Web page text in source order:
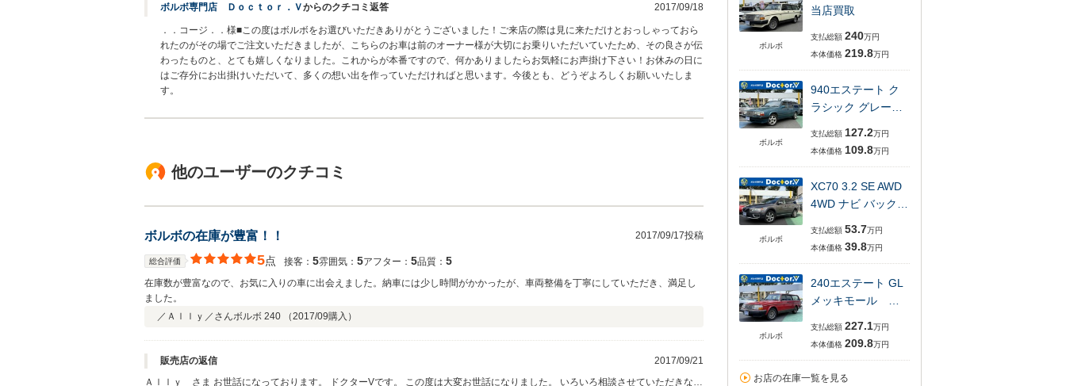
ボルボ専門店 Ｄｏｃｔｏｒ．Ｖからのクチコミ返答 2017/09/18
．．コージ．．様■この度はボルボをお選びいただきありがとうございました！ご来店の際は見に来ただけとおっしゃっておら
れたのがその場でご注文いただきましたが、こちらのお車は前のオーナー様が大切にお乗りいただいていたため、その良さが伝
わったものと、とても嬉しくなりました。これからが本番ですので、何かありましたらお気軽にお声掛け下さい！お休みの日に
はご存分にお出掛けいただいて、多くの想い出を作っていただければと思います。今後とも、どうぞよろしくお願いいたしま
す。
他のユーザーのクチコミ
ボルボの在庫が豊富！！ 2017/09/17投稿
総合評価 5点 接客： 5雰囲気： 5アフター： 5品質： 5
在庫数が豊富なので、お気に入りの車に出会えました。納車には少し時間がかかったが、車両整備を丁寧にしていただき、満足し
ました。
／Ａｌｌｙ／さんボルボ 240 （2017/09購入）
販売店の返信
2017/09/21
Ａｌｌｙ さま お世話になっております。 ドクターVです。 この度は大変お世話になりました。 いろいろ相談させていただきなが
ボルボ
当店買取
支払総額 240万円
本体価格 219.8万円
ボルボ
940エステート ク
ラシック グレー…
支払総額 127.2万円
本体価格 109.8万円
ボルボ
XC70 3.2 SE AWD
4WD ナビ バック…
支払総額 53.7万円
本体価格 39.8万円
ボルボ
240エステート GL
メッキモール …
支払総額 227.1万円
本体価格 209.8万円
お店の在庫一覧を見る